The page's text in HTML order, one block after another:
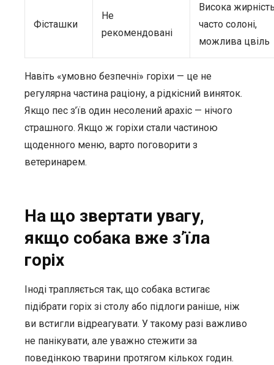
Фісташки
Не
рекомендовані
Висока
часто солоні,
можлива цвіль
Навіть «умовно безпечні» горіхи — це не
регулярна частина раціону, а рідкісний виняток.
Якщо пес з’їв один несолений арахіс — нічого
страшного. Якщо ж горіхи стали частиною
щоденного меню, варто поговорити з
ветеринарем.
На що звертати увагу,
якщо собака вже з’їла
горіх
Іноді трапляється так, що собака встигає
підібрати горіх зі столу або підлоги раніше, ніж
ви встигли відреагувати. У такому разі важливо
не панікувати, але уважно стежити за
поведінкою тварини протягом кількох годин.